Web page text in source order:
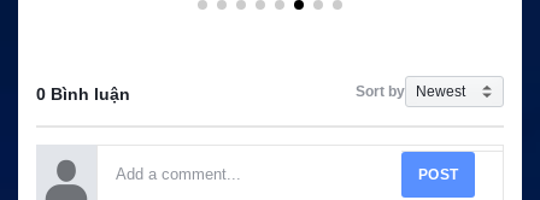
0 Bình luận Sort by
POST